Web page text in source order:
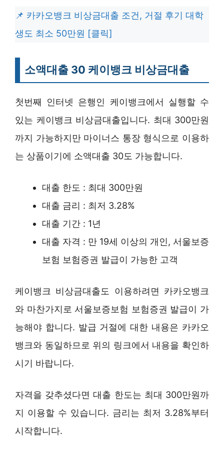
카카오뱅크 비상금대출 조건, 거절 후기 대학
생도 최소 50만원 [클릭]
소액대출 30 케이뱅크 비상금대출
첫번째 인터넷 은행인 케이뱅크에서 실행할 수
있는 케이뱅크 비상금대출입니다. 최대 300만원
까지 가능하지만 마이너스 통장 형식으로 이용하
는 상품이기에 소액대출 30도 가능합니다.
대출 한도 : 최대 300만원
대출 금리 : 최저 3.28%
대출 기간 : 1년
대출 자격 : 만 19세 이상의 개인, 서울보증
보험 보험증권 발급이 가능한 고객
케이뱅크 비상금대출도 이용하려면 카카오뱅크
와 마찬가지로 서울보증보험 보험증권 발급이 가
능해야 합니다. 발급 거절에 대한 내용은 카카오
뱅크와 동일하므로 위의 링크에서 내용을 확인하
시기 바랍니다.
자격을 갖추셨다면 대출 한도는 최대 300만원까
지 이용할 수 있습니다. 금리는 최저 3.28%부터
시작합니다.